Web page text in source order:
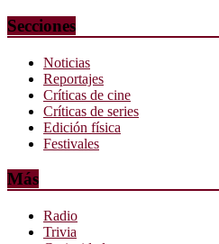
Secciones
Noticias
Reportajes
Críticas de cine
Críticas de series
Edición física
Festivales
Más
Radio
Trivia